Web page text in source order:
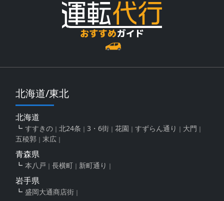
北海道/東北
北海道
すすきの 北24条 3・6街 花園 すずらん通り
大門
五稜郭
末広
青森県
本八戸 長横町 新町通り
岩手県
盛岡大通商店街